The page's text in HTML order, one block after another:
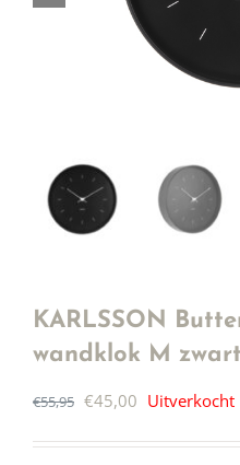
KARLSSON
wandklok M zwart
€55,95 Oorspronkelijke
€45,00 Huidige
Uitverkocht